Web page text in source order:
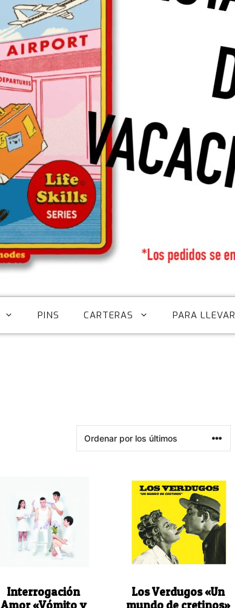
PINS CARTERAS PARA LLEVAR
Interrogación
Amor «Vómito y
Los Verdugos «Un
mundo de cretinos»